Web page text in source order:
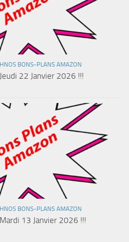
BONS-PLANS AMAZON
22 Janvier 2026 !!!
BONS-PLANS AMAZON
13 Janvier 2026 !!!